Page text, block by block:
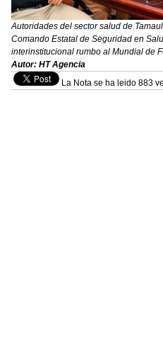
Autoridades del sector salud de
Comando Estatal de Seguridad en
interinstitucional rumbo al Mundial de
Autor: HT Agencia
La Nota se ha leido 883